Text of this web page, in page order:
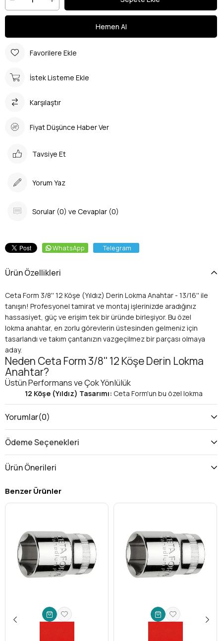
Favorilere Ekle
İstek Listeme Ekle
Karşılaştır
Fiyat Düşünce Haber Ver
Tavsiye Et
Yorum Yaz
Sorular (0) ve Cevaplar (0)
WhatsApp Telegram
Ürün Özellikleri
Ceta Form 3/8'' 12 Köşe (Yıldız) Derin Lokma Anahtar - 13/16'' ile
tanışın! Profesyonel tamirat ve montaj işlerinizde aradığınız
hassasiyet, güç ve erişim tek bir üründe birleşiyor. Bu özel
lokma anahtar, en zorlu görevlerin üstesinden gelmeniz için
tasarlandı ve takım çantanızın vazgeçilmez bir parçası olmaya
aday.
Neden Ceta Form 3/8'' 12 Köşe Derin Lokma
Anahtar?
Üstün Performans ve Çok Yönlülük
12 Köşe (Yıldız) Tasarımı: Ceta Form'un bu özel lokma
anahtarı, hem altıgen hem de kare başlı cıvatalarda ve
somunlarda mükemmel kavrama sağlar. 12 köşe profili,
köşelerin yuvarlanma riskini minimize eder. Özellikle dar
ve ulaşılması güç alanlarda cıvataya veya somuna daha
Derin Lokma Yapısı:
vazgeçilmezdir. Ekstra derinliği sayesinde, standart
lokmaların ulaşamadığı noktalara kolayca erişim imkanı
3/8'' Kare Sürücü:Endüstri standardı 3/8 inç kare
sürücü boyutu sayesinde, yaygın olarak kullanılan cırcır
kolları, uzatma barları ve tork anahtarlarıyla tam
uyumluluk gösterir. Bu, mevcut alet setinizle sorunsuz
entegrasyon anlamına gelir.
Vanadyum çeliğinden (Cr-V) üretilen bu Ceta Form lokma
anahtar, aşınmaya, korozyona ve yüksek torka karşı
Yorumlar(0)
Ödeme Seçenekleri
Ürün Önerileri
Benzer Ürünler